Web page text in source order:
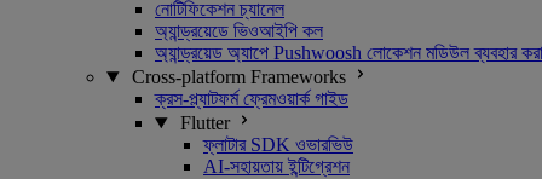
নোটিফিকেশন চ্যানেল
অ্যান্ড্রয়েডে ভিওআইপি কল
অ্যান্ড্রয়েড অ্যাপে Pushwoosh লোকেশন মডিউল ব্যবহার করা
Cross-platform Frameworks
ক্রস-প্ল্যাটফর্ম ফ্রেমওয়ার্ক গাইড
Flutter
ফ্লাটার SDK ওভারভিউ
AI-সহায়তায় ইন্টিগ্রেশন